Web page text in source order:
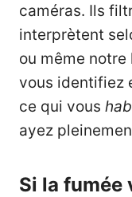
caméras. Ils
interprètent
ou même notre
vous identifiez
ce qui vous
ayez
Si la fumée